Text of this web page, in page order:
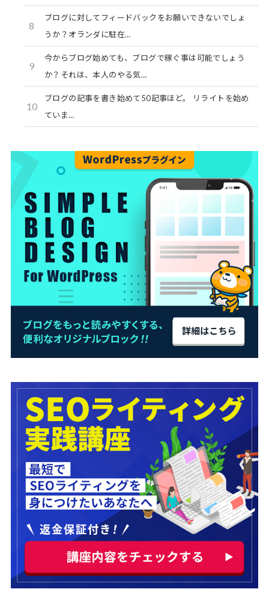
8
ブログに対してフィードバックをお願いできないでしょ
うか？オランダに駐在…
9
今からブログ始めても、ブログで稼ぐ事は可能でしょう
か？それは、本人のやる気…
10
ブログの記事を書き始めて50記事ほど。 リライトを始め
ていま…